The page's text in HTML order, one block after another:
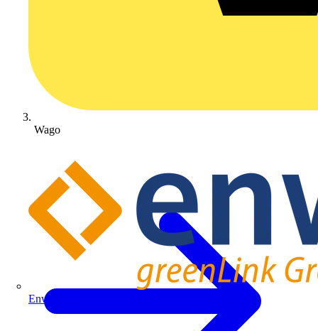
Enwitec
Wago